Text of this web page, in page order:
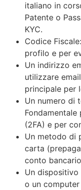
italiano in
Patente o
KYC.
Codice
profilo e per
Un indirizzo
utilizzare
principale per
Un numero di
Fondamentale
(2FA) e per
Un metodo di
carta
conto
Un dispositivo
o un